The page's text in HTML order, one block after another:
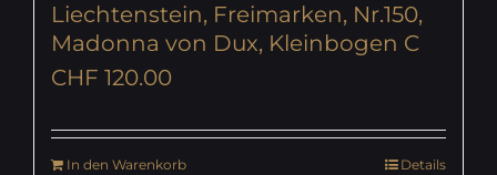
Liechtenstein, Freimarken, Nr.150,
Madonna von Dux, Kleinbogen C
CHF 120.00
In den Warenkorb
Details